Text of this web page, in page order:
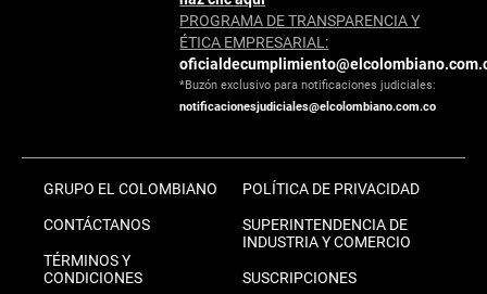
PROGRAMA DE TRANSPARENCIA Y
ÉTICA EMPRESARIAL:
*Buzón exclusivo para notificaciones judiciales:
notificacionesjudiciales@elcolombiano.com.co
GRUPO EL COLOMBIANO
CONTÁCTANOS
TÉRMINOS Y
CONDICIONES
POLÍTICA DE PRIVACIDAD
SUPERINTENDENCIA DE
INDUSTRIA Y COMERCIO
SUSCRIPCIONES